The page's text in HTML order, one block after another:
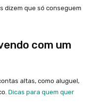
dizem que só conseguem
com um
altas, como aluguel,
Dicas para quem quer